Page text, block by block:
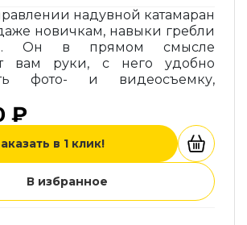
надувной катамаран
новичкам, навыки гребли
Он в прямом смысле
вам руки, с него удобно
фото- и видеосъемку,
₽
в 1 клик!
В избранное